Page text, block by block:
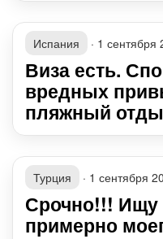
Испания · 1 сентября
Виза есть.
вредных
пляжный
Турция · 1 сентября
Срочно!!! Ищу
примерно